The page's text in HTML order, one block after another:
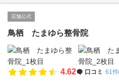
店舗公式
鳥栖 たまゆら整骨院
4.62 口コミ 61件